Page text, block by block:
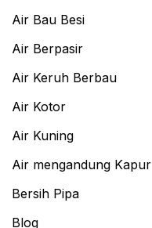
Air Bau Besi
Air Berpasir
Air Keruh Berbau
Air Kotor
Air Kuning
Air mengandung Kapur
Bersih Pipa
Blog